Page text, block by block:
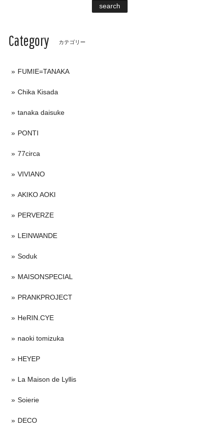
search
Category カテゴリー
FUMIE=TANAKA
Chika Kisada
tanaka daisuke
PONTI
77circa
VIVIANO
AKIKO AOKI
PERVERZE
LEINWANDE
Soduk
MAISONSPECIAL
PRANKPROJECT
HeRIN.CYE
naoki tomizuka
HEYEP
La Maison de Lyllis
Soierie
DECO